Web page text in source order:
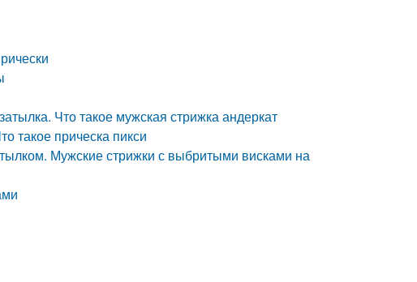
Что такое мужская стрижка андеркат
такое прическа пикси
Мужские стрижки с выбритыми висками на